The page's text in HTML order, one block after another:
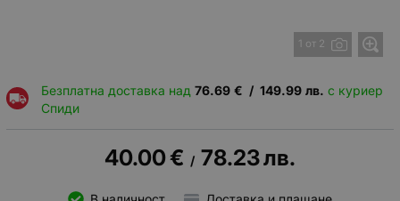
1 от 2
Безплатна доставка над 76.69 € / 149.99 лв. с куриер
Спиди
40.00€ / 78.23лв.